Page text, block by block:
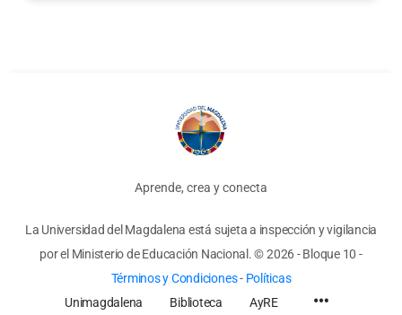
Aprende, crea y conecta
La Universidad del Magdalena está sujeta a inspección y vigilancia
por el Ministerio de Educación Nacional.© 2026 - Bloque 10 -
Términos y Condiciones- Políticas
Unimagdalena
Biblioteca AyRE